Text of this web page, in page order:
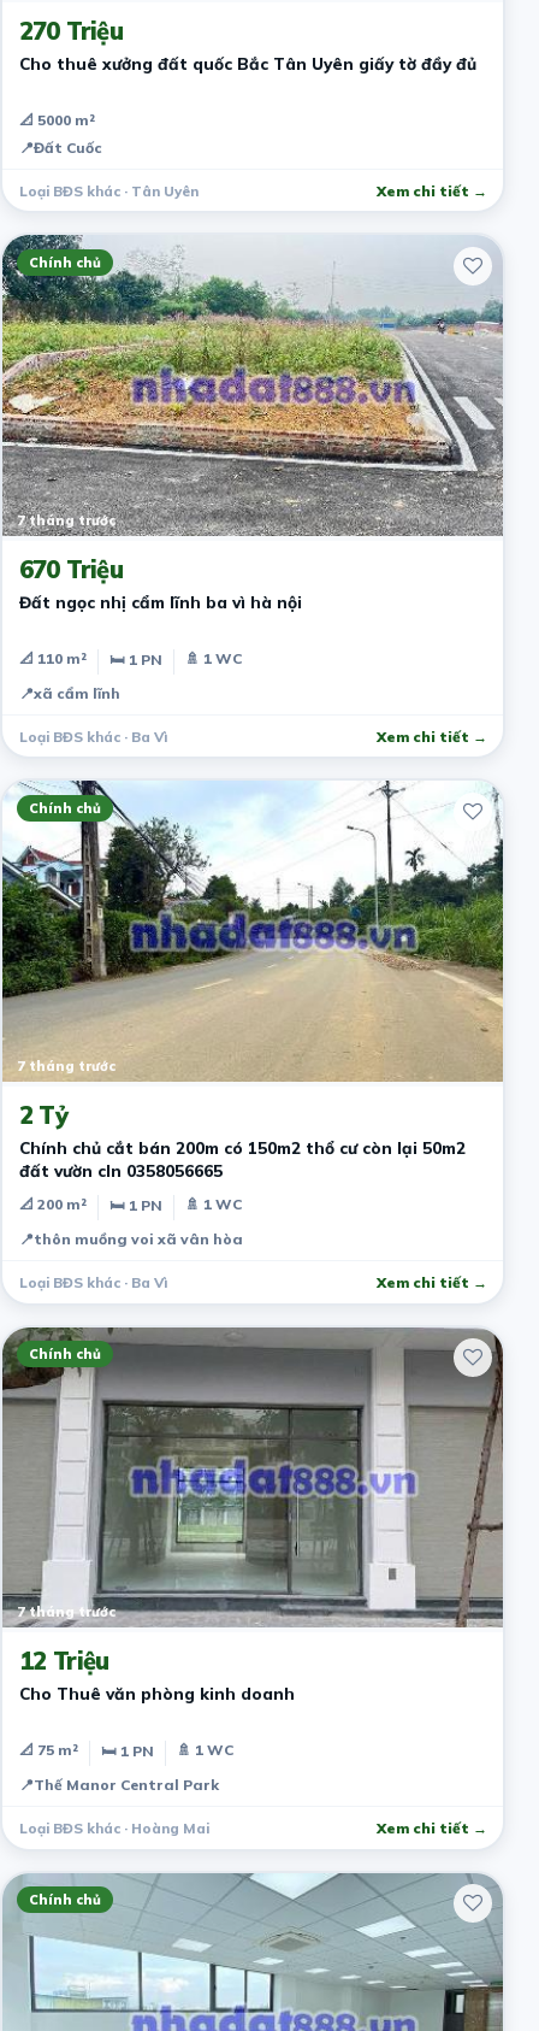
270 Triệu
Cho thuê xưởng đất quốc Bắc Tân Uyên giấy tờ đầy đủ
📐 5000 m²
📍Đất Cuốc
Loại BĐS khác · Tân Uyên Xem chi tiết →
Chính chủ
7 tháng trước
670 Triệu
Đất ngọc nhị cẩm lĩnh ba vì hà nội
📐 110 m² 🛏 1 PN
🚿 1 WC
📍xã cẩm lĩnh
Loại BĐS khác · Ba Vì Xem chi tiết →
Chính chủ
7 tháng trước
2 Tỷ
Chính chủ cắt bán 200m có 150m2 thổ cư còn lại 50m2
đất vườn cln 0358056665
📐 200 m² 🛏 1 PN
🚿 1 WC
📍thôn muồng voi xã vân hòa
Loại BĐS khác · Ba Vì Xem chi tiết →
Chính chủ
7 tháng trước
12 Triệu
Cho Thuê văn phòng kinh doanh
📐 75 m² 🛏 1 PN
🚿 1 WC
📍Thế Manor Central Park
Loại BĐS khác · Hoàng Mai Xem chi tiết →
Chính chủ